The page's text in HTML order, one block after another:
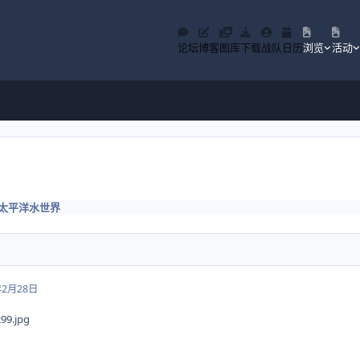
论坛博客图库下载战队 日历浏览 活动
平洋水世界
月28日